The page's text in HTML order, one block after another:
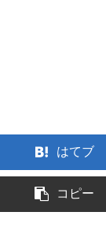
はてブ
コピー